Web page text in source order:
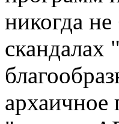
никогда
скандалах
архаичное